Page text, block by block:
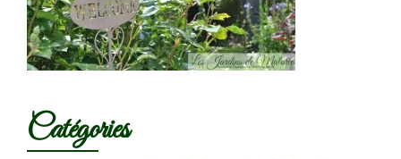
Catégories